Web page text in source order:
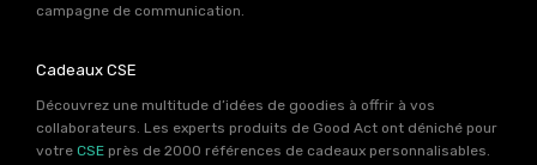
campagne de communication.
Cadeaux CSE
Découvrez une multitude d’idées de goodies à offrir à vos
collaborateurs. Les experts produits de Good Act ont déniché pour
votre CSE près de 2000 références de cadeaux personnalisables.